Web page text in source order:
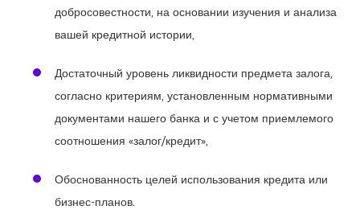
добросовестности, на основании изучения и анализа
вашей кредитной истории,
Достаточный уровень ликвидности предмета залога,
согласно критериям, установленным нормативными
документами нашего банка и с учетом приемлемого
соотношения «залог/кредит»,
Обоснованность целей использования кредита или
бизнес-планов.